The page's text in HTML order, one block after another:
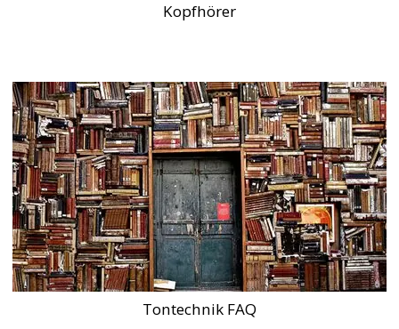
Kopfhörer
Tontechnik FAQ